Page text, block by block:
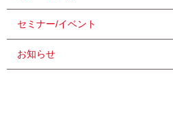
セミナー/イベント
お知らせ